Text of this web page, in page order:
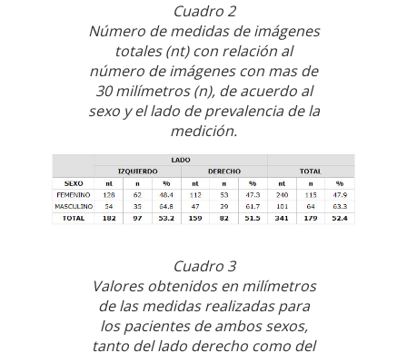
Cuadro 2
Número de medidas de imágenes
totales (nt) con relación al
número de imágenes con mas de
30 milímetros (n), de acuerdo al
sexo y el lado de prevalencia de la
medición.
Cuadro 3
Valores obtenidos en milímetros
de las medidas realizadas para
los pacientes de ambos sexos,
tanto del lado derecho como del